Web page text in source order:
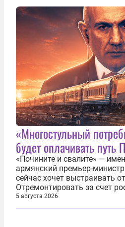
благородства, которые мы
ассоциировать с...
«Многостульный
будет оплачивать
«Почините и свалите» —
армянский премьер-
сейчас хочет выстраивать
Отремонтировать за счет
железнодорожную
прохождения TRIPP
5 августа 2026